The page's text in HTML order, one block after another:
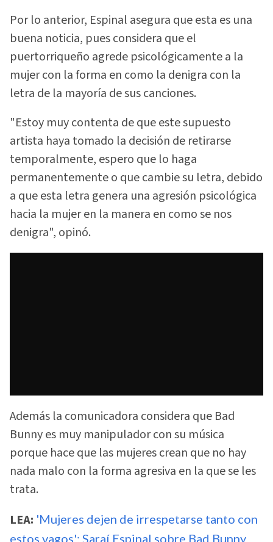
Por lo anterior, Espinal asegura que esta es una
buena noticia, pues considera que el
puertorriqueño agrede psicológicamente a la
mujer con la forma en como la denigra con la
letra de la mayoría de sus canciones.
"Estoy muy contenta de que este supuesto
artista haya tomado la decisión de retirarse
temporalmente, espero que lo haga
permanentemente o que cambie su letra, debido
a que esta letra genera una agresión psicológica
hacia la mujer en la manera en como se nos
denigra", opinó.
Además la comunicadora considera que Bad
Bunny es muy manipulador con su música
porque hace que las mujeres crean que no hay
nada malo con la forma agresiva en la que se les
trata.
LEA: 'Mujeres dejen de irrespetarse tanto con
estos vagos': Saraí Espinal sobre Bad Bunny